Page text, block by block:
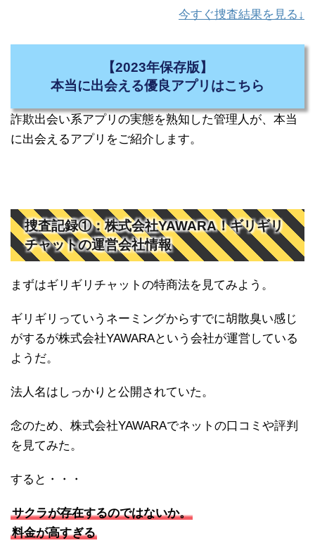
今すぐ捜査結果を見る↓
【2023年保存版】
本当に出会える優良アプリはこちら
詐欺出会い系アプリの実態を熟知した管理人が、本当
に出会えるアプリをご紹介します。
捜査記録①：株式会社YAWARA！ギリギリ
チャットの運営会社情報
まずはギリギリチャットの特商法を見てみよう。
ギリギリっていうネーミングからすでに胡散臭い感じ
がするが株式会社YAWARAという会社が運営している
ようだ。
法人名はしっかりと公開されていた。
念のため、株式会社YAWARAでネットの口コミや評判
を見てみた。
すると・・・
サクラが存在するのではないか。
料金が高すぎる